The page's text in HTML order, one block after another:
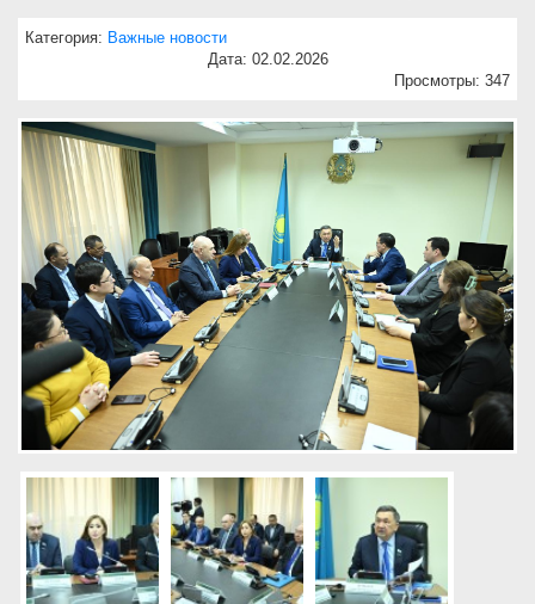
Категория: Важные новости
Дата: 02.02.2026
Просмотры: 347